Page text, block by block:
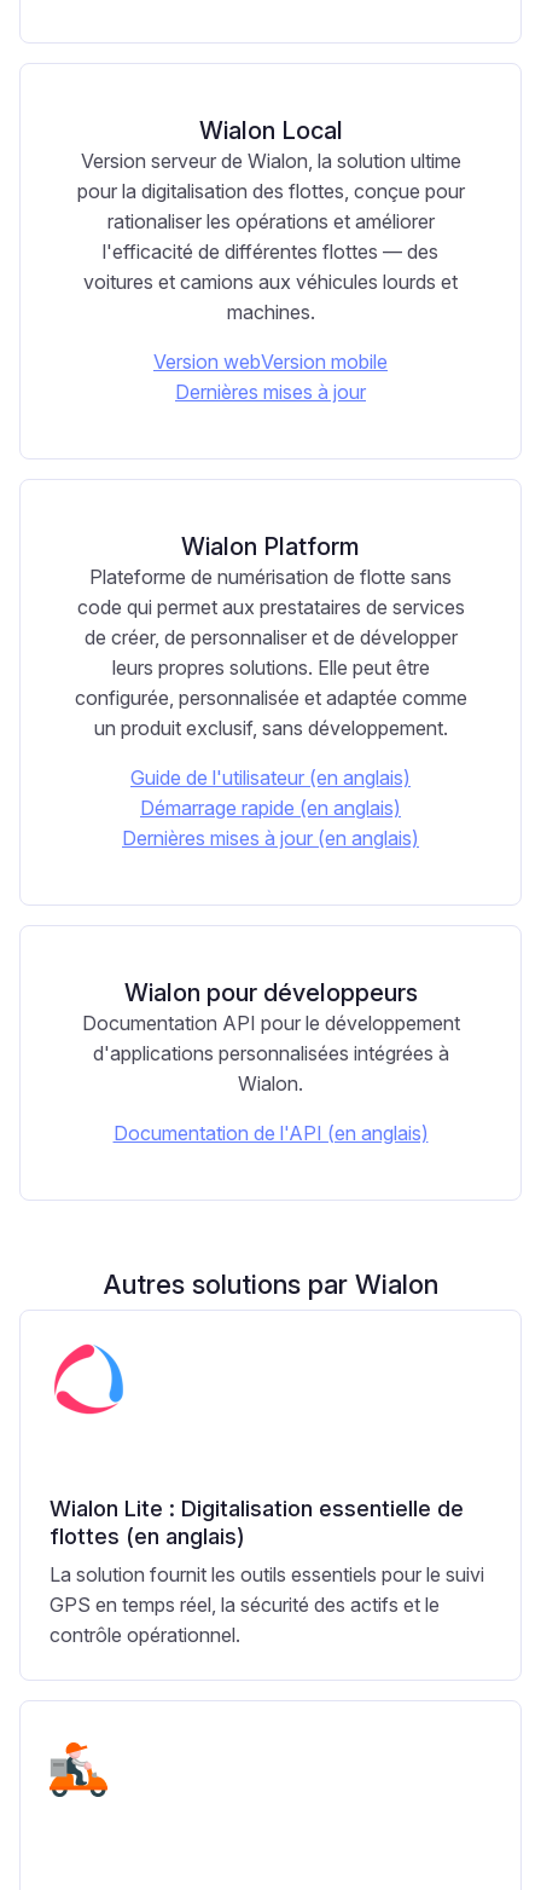
Wialon Local
Version serveur de Wialon, la solution ultime
pour la digitalisation des flottes, conçue pour
rationaliser les opérations et améliorer
l'efficacité de différentes flottes — des
voitures et camions aux véhicules lourds et
machines.
Version webVersion mobile
Dernières mises à jour
Wialon Platform
Plateforme de numérisation de flotte sans
code qui permet aux prestataires de services
de créer, de personnaliser et de développer
leurs propres solutions. Elle peut être
configurée, personnalisée et adaptée comme
un produit exclusif, sans développement.
Guide de l'utilisateur (en anglais)
Démarrage rapide (en anglais)
Dernières mises à jour (en anglais)
Wialon pour développeurs
Documentation API pour le développement
d'applications personnalisées intégrées à
Wialon.
Documentation de l'API (en anglais)
Autres solutions par Wialon
Wialon Lite : Digitalisation essentielle de
flottes (en anglais)
La solution fournit les outils essentiels pour le suivi
GPS en temps réel, la sécurité des actifs et le
contrôle opérationnel.